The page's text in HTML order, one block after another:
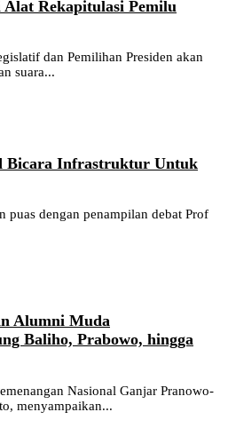
Rekapitulasi Pemilu
dan Pemilihan Presiden akan
suara...
Bicara Infrastruktur Untuk
puas dengan penampilan debat Prof
Alumni Muda
Baliho, Prabowo, hingga
Nasional Ganjar Pranowo-
menyampaikan...